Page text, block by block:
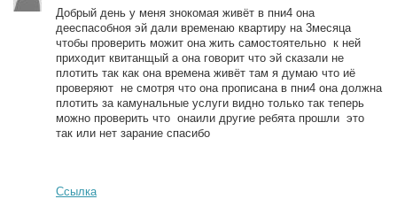
Добрый день у меня знокомая живёт в пни4 она
дееспасобноя эй дали временаю квартиру на 3месяца
чтобы проверить можит она жить самостоятельно к ней
приходит квитанщый а она говорит что эй сказали не
плотить так как она времена живёт там я думаю что иё
проверяют не смотря что она прописана в пни4 она должна
плотить за камунальные услуги видно только так теперь
можно проверить что онаили другие ребята прошли это
так или нет зарание спасибо
Ссылка